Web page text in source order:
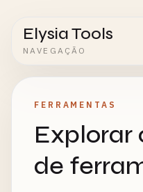
Elysia Tools
NAVEGAÇÃO
FERRAMENTAS
Explorar
de